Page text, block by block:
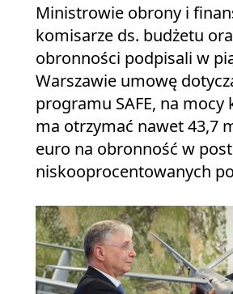
Ministrowie obrony i
komisarze ds. budżetu
obronności podpisali w
Warszawie umowę
programu SAFE, na mocy
ma otrzymać nawet 43,7
euro na obronność w
niskooprocentowanych